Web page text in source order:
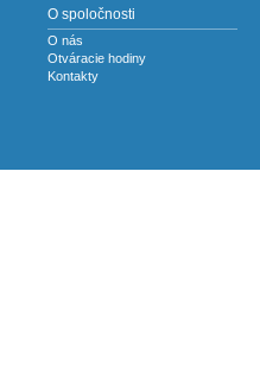
O spoločnosti
O nás
Otváracie hodiny
Kontakty